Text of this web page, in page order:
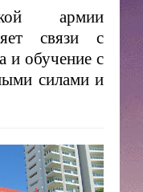
армии
связи с
и обучение с
силами и